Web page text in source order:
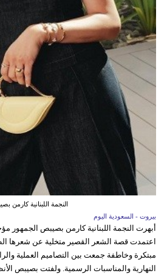
النجمة اللبنانية كارمن
بيروت - السعودية اليوم
أبهرت النجمة اللبنانية كارمن بصيبص الجمهور
اعتمدت قصة الشعر القصير متخلية عن شعرها
مبتكرة وخاطفة جمعت بين التصاميم العملية
النهارية والمناسبات الرسمية. ولفتت بصيبص